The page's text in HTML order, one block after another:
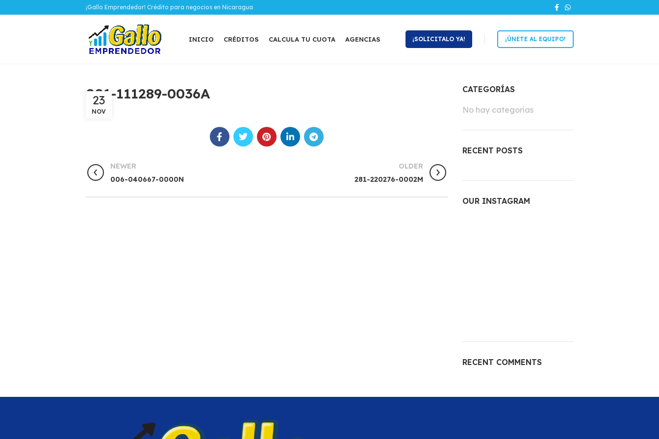
¡Gallo Emprendedor! Crédito para negocios en Nicaragua
INICIO CRÉDITOS CALCULA TU CUOTA AGENCIAS ¡SOLICITALO YA! ¡ÚNETE AL EQUIPO!
001-111289-0036A
23
NOV
NEWER
006-040667-0000N
OLDER
281-220276-0002M
CATEGORÍAS
No hay categorías
RECENT POSTS
OUR INSTAGRAM
RECENT COMMENTS